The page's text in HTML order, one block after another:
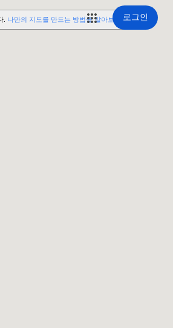
로그인
. 나만의 지도를 만드는 방법을 알아보세요.